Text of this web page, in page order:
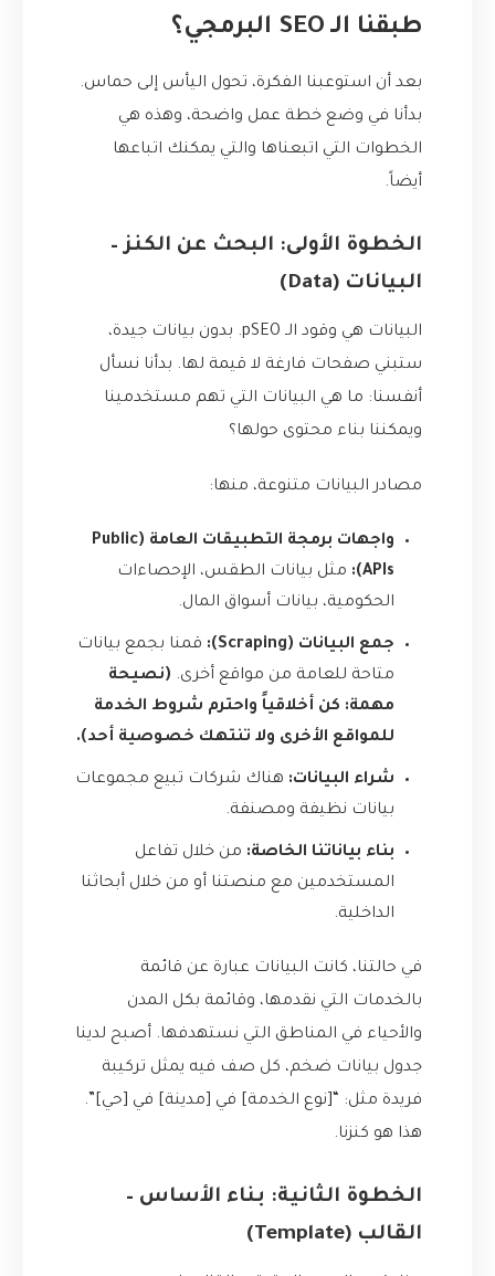
طبقنا الـ SEO البرمجي؟
بعد أن استوعبنا الفكرة، تحول اليأس إلى حماس.
بدأنا في وضع خطة عمل واضحة، وهذه هي
الخطوات التي اتبعناها والتي يمكنك اتباعها
أيضاً.
الخطوة الأولى: البحث عن الكنز –
البيانات (Data)
البيانات هي وقود الـ pSEO. بدون بيانات جيدة،
ستبني صفحات فارغة لا قيمة لها. بدأنا نسأل
أنفسنا: ما هي البيانات التي تهم مستخدمينا
ويمكننا بناء محتوى حولها؟
مصادر البيانات متنوعة، منها:
واجهات برمجة التطبيقات العامة (Public
APIs):
مثل بيانات الطقس، الإحصاءات
الحكومية، بيانات أسواق المال.
جمع البيانات (Scraping):
قمنا بجمع بيانات
متاحة للعامة من مواقع أخرى. (نصيحة
مهمة: كن أخلاقياً واحترم شروط الخدمة
للمواقع الأخرى ولا تنتهك خصوصية أحد).
شراء البيانات: هناك شركات تبيع مجموعات
بيانات نظيفة ومصنفة.
بناء بياناتنا الخاصة: من خلال تفاعل
المستخدمين مع منصتنا أو من خلال أبحاثنا
الداخلية.
في حالتنا، كانت البيانات عبارة عن قائمة
بالخدمات التي نقدمها، وقائمة بكل المدن
والأحياء في المناطق التي نستهدفها. أصبح لدينا
جدول بيانات ضخم، كل صف فيه يمثل تركيبة
فريدة مثل: “[نوع الخدمة] في [مدينة] في [حي]”.
هذا هو كنزنا.
الخطوة الثانية: بناء الأساس –
القالب (Template)